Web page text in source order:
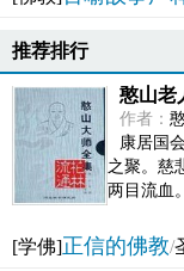
推荐排行
憨山老
作者：
康居国
之聚。慈
两目流血
[学佛]正信的佛教/